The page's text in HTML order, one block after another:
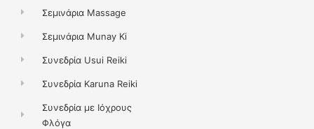
Σεμινάρια Massage
Σεμινάρια Munay Ki
Συνεδρία Usui Reiki
Συνεδρία Karuna Reiki
Συνεδρία με Ιόχρους
Φλόγα